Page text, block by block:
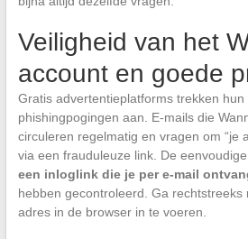
Veiligheid van het
account en goede
Gratis advertentieplatforms trekken hun
phishingpogingen aan. E-mails die
circuleren regelmatig en vragen om “je
via een frauduleuze link. De
een inloglink die je per e-mail
hebben gecontroleerd. Ga rechtstreeks
adres in de browser in te voeren.